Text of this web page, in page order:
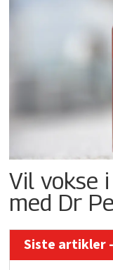
Vil vokse
med Dr
Siste artikler